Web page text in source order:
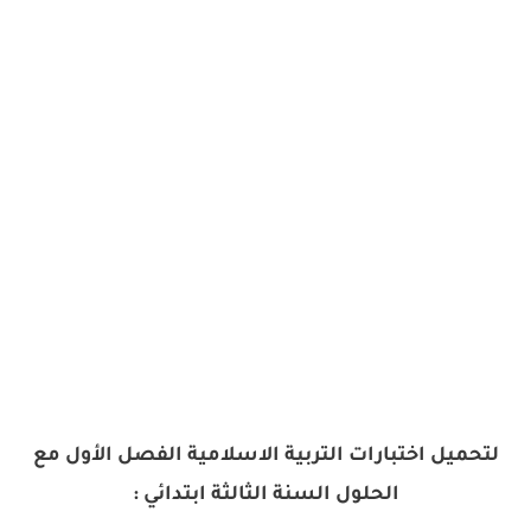
لتحميل اختبارات التربية الاسلامية الفصل الأول مع
الحلول السنة الثالثة ابتدائي :